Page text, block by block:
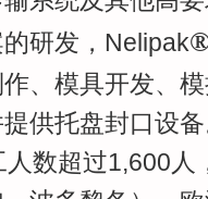
研发，Nelipak
、模具开发、
供托盘封口设
数超过1,600人